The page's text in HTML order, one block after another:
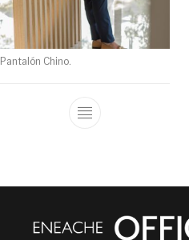
Pantalón Chino.